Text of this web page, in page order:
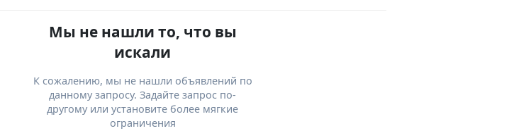
Мы не нашли то, что вы
искали
К сожалению, мы не нашли объявлений по
данному запросу. Задайте запрос по-
другому или установите более мягкие
ограничения